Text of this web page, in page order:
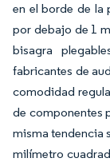
en el borde de la
por debajo de 1
bisagra
fabricantes de
comodidad
de componentes
misma tendencia
milímetro